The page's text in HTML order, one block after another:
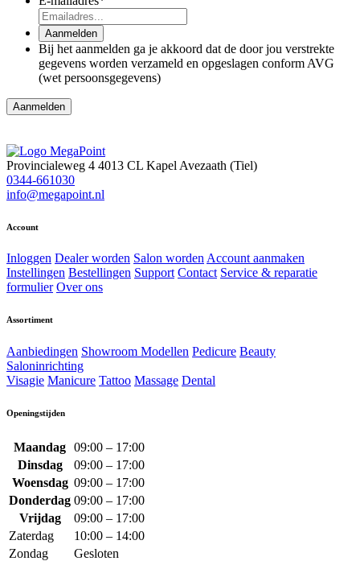
Aanmelden
Bij het aanmelden ga je akkoord dat de door jou verstrekte
gegevens worden verzameld en opgeslagen conform AVG
(wet persoonsgegevens)
Provincialeweg 4 4013 CL Kapel Avezaath (Tiel)
0344-661030
info@megapoint.nl
Account
Inloggen Dealer worden Salon wordenAccount aanmaken
Instellingen Bestellingen Support Contact Service & reparatie
formulier Over ons
Assortiment
Aanbiedingen Showroom Modellen Pedicure Beauty
Saloninrichting
Visagie Manicure Tattoo Massage Dental
Openingstijden
Maandag 09:00 – 17:00
Dinsdag
09:00 – 17:00
Woensdag 09:00 – 17:00
Donderdag 09:00 – 17:00
Vrijdag
09:00 – 17:00
Zaterdag
10:00 – 14:00
Zondag
Gesloten